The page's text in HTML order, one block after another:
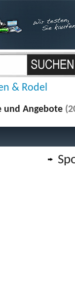
& Rodel
und Angebote